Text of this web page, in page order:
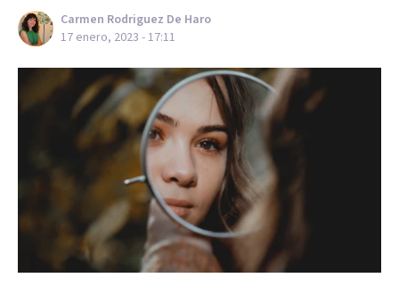
Carmen Rodriguez De Haro
17 enero, 2023 - 17:11